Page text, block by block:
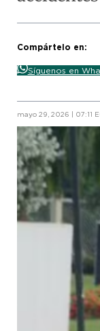
Compártelo en:
Síguenos en
mayo 29, 2026 | 07:11